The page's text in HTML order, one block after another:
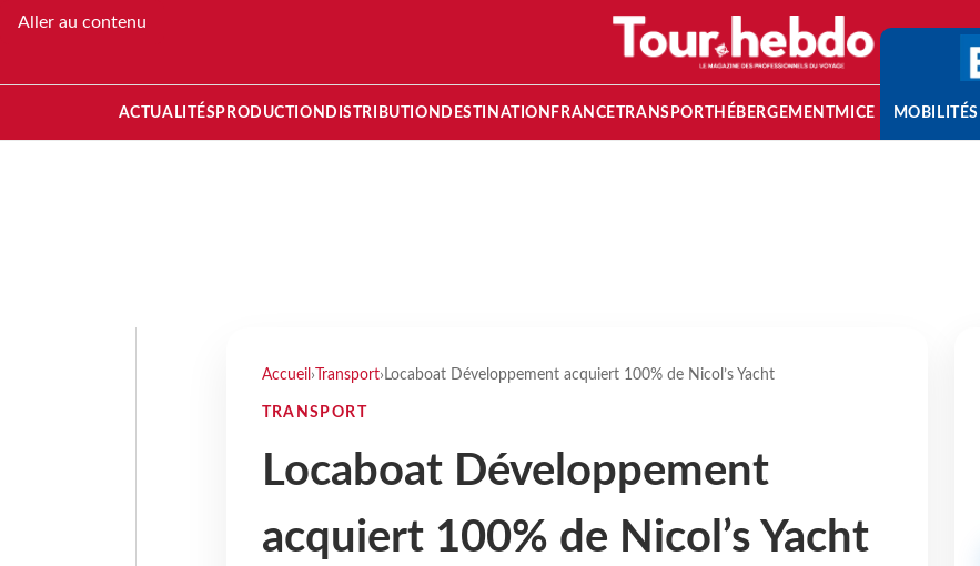
Aller au contenu
ACTUALITÉS PRODUCTION DISTRIBUTION DESTINATION FRANCETRANSPORT HÉBERGEMENTMICE MOBILITÉS
Accueil › Transport› Locaboat Développement acquiert 100% de Nicol’s Yacht
TRANSPORT
Locaboat Développement
acquiert 100% de Nicol’s Yacht